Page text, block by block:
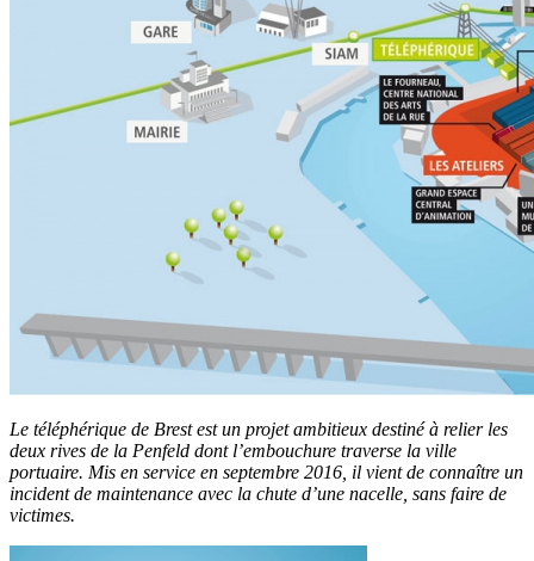
Le téléphérique de Brest est un projet ambitieux destiné à relier les
deux rives de la Penfeld dont l’embouchure traverse la ville
portuaire. Mis en service en septembre 2016, il vient de connaître un
incident de maintenance avec la chute d’une nacelle, sans faire de
victimes.